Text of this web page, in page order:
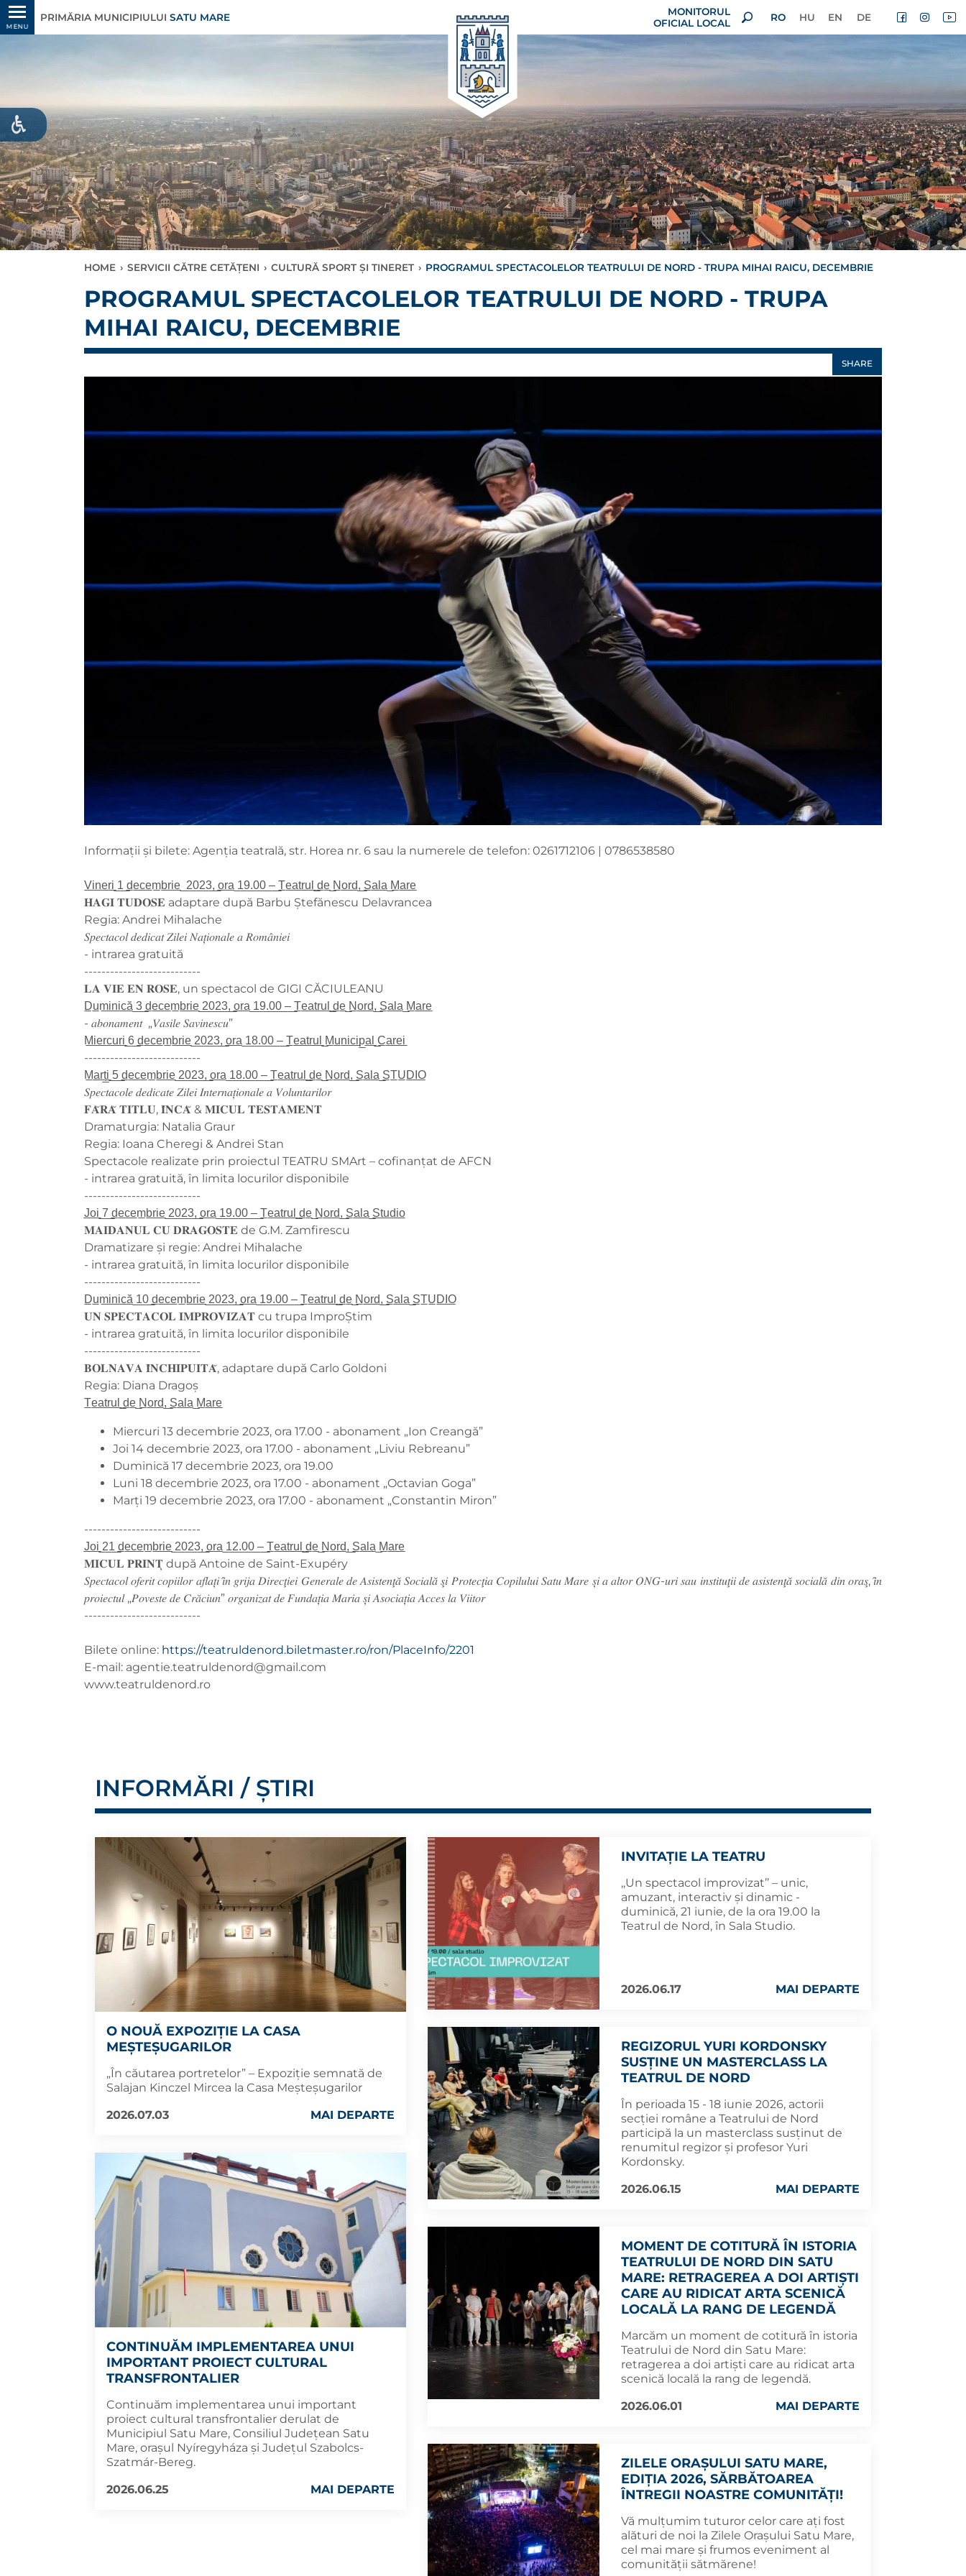
MENU
PRIMĂRIA MUNICIPIULUI SATU MARE
MONITORUL
OFICIAL LOCAL
RO HU EN DE
HOME › SERVICII CĂTRE CETĂȚENI › CULTURĂ SPORT ȘI TINERET › PROGRAMUL SPECTACOLELOR TEATRULUI DE NORD - TRUPA MIHAI RAICU, DECEMBRIE
PROGRAMUL SPECTACOLELOR TEATRULUI DE NORD - TRUPA
MIHAI RAICU, DECEMBRIE
SHARE
Informații și bilete: Agenția teatrală, str. Horea nr. 6 sau la numerele de telefon: 0261712106 | 0786538580
V̲i̲n̲e̲r̲i̲ ̲1̲ ̲d̲e̲c̲e̲m̲b̲r̲i̲e̲ ̲ ̲2̲0̲2̲3̲,̲ ̲o̲r̲a̲ ̲1̲9̲.̲0̲0̲ ̲–̲ ̲T̲e̲a̲t̲r̲u̲l̲ ̲d̲e̲ ̲N̲o̲r̲d̲,̲ ̲S̲a̲l̲a̲ ̲M̲a̲r̲e̲
𝐇𝐀𝐆𝐈 𝐓𝐔𝐃𝐎𝐒𝐄 adaptare după Barbu Ștefănescu Delavrancea
Regia: Andrei Mihalache
𝑆𝑝𝑒𝑐𝑡𝑎𝑐𝑜𝑙 𝑑𝑒𝑑𝑖𝑐𝑎𝑡 𝑍𝑖𝑙𝑒𝑖 𝑁𝑎𝑡̦𝑖𝑜𝑛𝑎𝑙𝑒 𝑎 𝑅𝑜𝑚𝑎̂𝑛𝑖𝑒𝑖
- intrarea gratuită
---------------------------
𝐋𝐀 𝐕𝐈𝐄 𝐄𝐍 𝐑𝐎𝐒𝐄, un spectacol de GIGI CĂCIULEANU
D̲u̲m̲i̲n̲i̲c̲ă̲ ̲3̲ ̲d̲e̲c̲e̲m̲b̲r̲i̲e̲ ̲2̲0̲2̲3̲,̲ ̲o̲r̲a̲ ̲1̲9̲.̲0̲0̲ ̲–̲ ̲T̲e̲a̲t̲r̲u̲l̲ ̲d̲e̲ ̲N̲o̲r̲d̲,̲ ̲S̲a̲l̲a̲ ̲M̲a̲r̲e̲
- 𝑎𝑏𝑜𝑛𝑎𝑚𝑒𝑛𝑡 „𝑉𝑎𝑠𝑖𝑙𝑒 𝑆𝑎𝑣𝑖𝑛𝑒𝑠𝑐𝑢”
M̲i̲e̲r̲c̲u̲r̲i̲ ̲6̲ ̲d̲e̲c̲e̲m̲b̲r̲i̲e̲ ̲2̲0̲2̲3̲,̲ ̲o̲r̲a̲ ̲1̲8̲.̲0̲0̲ ̲–̲ ̲T̲e̲a̲t̲r̲u̲l̲ ̲M̲u̲n̲i̲c̲i̲p̲a̲l̲ ̲C̲a̲r̲e̲i̲
---------------------------
M̲a̲r̲ț̲i̲ ̲5̲ ̲d̲e̲c̲e̲m̲b̲r̲i̲e̲ ̲2̲0̲2̲3̲,̲ ̲o̲r̲a̲ ̲1̲8̲.̲0̲0̲ ̲–̲ ̲T̲e̲a̲t̲r̲u̲l̲ ̲d̲e̲ ̲N̲o̲r̲d̲,̲ ̲S̲a̲l̲a̲ ̲S̲T̲U̲D̲I̲O̲
𝑆𝑝𝑒𝑐𝑡𝑎𝑐𝑜𝑙𝑒 𝑑𝑒𝑑𝑖𝑐𝑎𝑡𝑒 𝑍𝑖𝑙𝑒𝑖 𝐼𝑛𝑡𝑒𝑟𝑛𝑎𝑡̦𝑖𝑜𝑛𝑎𝑙𝑒 𝑎 𝑉𝑜𝑙𝑢𝑛𝑡𝑎𝑟𝑖𝑙𝑜𝑟
𝐅𝐀̆𝐑𝐀̆ 𝐓𝐈𝐓𝐋𝐔, 𝐈̂𝐍𝐂𝐀̆ & 𝐌𝐈𝐂𝐔𝐋 𝐓𝐄𝐒𝐓𝐀𝐌𝐄𝐍𝐓
Dramaturgia: Natalia Graur
Regia: Ioana Cheregi & Andrei Stan
Spectacole realizate prin proiectul TEATRU SMArt – cofinanțat de AFCN
- intrarea gratuită, în limita locurilor disponibile
---------------------------
J̲o̲i̲ ̲7̲ ̲d̲e̲c̲e̲m̲b̲r̲i̲e̲ ̲2̲0̲2̲3̲,̲ ̲o̲r̲a̲ ̲1̲9̲.̲0̲0̲ ̲–̲ ̲T̲e̲a̲t̲r̲u̲l̲ ̲d̲e̲ ̲N̲o̲r̲d̲,̲ ̲S̲a̲l̲a̲ ̲S̲t̲u̲d̲i̲o̲
𝐌𝐀𝐈𝐃𝐀𝐍𝐔𝐋 𝐂𝐔 𝐃𝐑𝐀𝐆𝐎𝐒𝐓𝐄 de G.M. Zamfirescu
Dramatizare și regie: Andrei Mihalache
- intrarea gratuită, în limita locurilor disponibile
---------------------------
D̲u̲m̲i̲n̲i̲c̲ă̲ ̲1̲0̲ ̲d̲e̲c̲e̲m̲b̲r̲i̲e̲ ̲2̲0̲2̲3̲,̲ ̲o̲r̲a̲ ̲1̲9̲.̲0̲0̲ ̲–̲ ̲T̲e̲a̲t̲r̲u̲l̲ ̲d̲e̲ ̲N̲o̲r̲d̲,̲ ̲S̲a̲l̲a̲ ̲S̲T̲U̲D̲I̲O̲
𝐔𝐍 𝐒𝐏𝐄𝐂𝐓𝐀𝐂𝐎𝐋 𝐈𝐌𝐏𝐑𝐎𝐕𝐈𝐙𝐀𝐓 cu trupa ImproȘtim
- intrarea gratuită, în limita locurilor disponibile
---------------------------
𝐁𝐎𝐋𝐍𝐀𝐕𝐀 𝐈̂𝐍𝐂𝐇𝐈𝐏𝐔𝐈𝐓𝐀̆, adaptare după Carlo Goldoni
Regia: Diana Dragoș
T̲e̲a̲t̲r̲u̲l̲ ̲d̲e̲ ̲N̲o̲r̲d̲,̲ ̲S̲a̲l̲a̲ ̲M̲a̲r̲e̲
Miercuri 13 decembrie 2023, ora 17.00 - abonament „Ion Creangă”
Joi 14 decembrie 2023, ora 17.00 - abonament „Liviu Rebreanu”
Duminică 17 decembrie 2023, ora 19.00
Luni 18 decembrie 2023, ora 17.00 - abonament „Octavian Goga”
Marți 19 decembrie 2023, ora 17.00 - abonament „Constantin Miron”
---------------------------
J̲o̲i̲ ̲2̲1̲ ̲d̲e̲c̲e̲m̲b̲r̲i̲e̲ ̲2̲0̲2̲3̲,̲ ̲o̲r̲a̲ ̲1̲2̲.̲0̲0̲ ̲–̲ ̲T̲e̲a̲t̲r̲u̲l̲ ̲d̲e̲ ̲N̲o̲r̲d̲,̲ ̲S̲a̲l̲a̲ ̲M̲a̲r̲e̲
𝐌𝐈𝐂𝐔𝐋 𝐏𝐑𝐈𝐍𝐓̦ după Antoine de Saint-Exupéry
𝑆𝑝𝑒𝑐𝑡𝑎𝑐𝑜𝑙 𝑜𝑓𝑒𝑟𝑖𝑡 𝑐𝑜𝑝𝑖𝑖𝑙𝑜𝑟 𝑎𝑓𝑙𝑎𝑡̦𝑖 𝑖̂𝑛 𝑔𝑟𝑖𝑗𝑎 𝐷𝑖𝑟𝑒𝑐𝑡̧𝑖𝑒𝑖 𝐺𝑒𝑛𝑒𝑟𝑎𝑙𝑒 𝑑𝑒 𝐴𝑠𝑖𝑠𝑡𝑒𝑛𝑡̧𝑎̆ 𝑆𝑜𝑐𝑖𝑎𝑙𝑎̆ 𝑠̧𝑖 𝑃𝑟𝑜𝑡𝑒𝑐𝑡̧𝑖𝑎 𝐶𝑜𝑝𝑖𝑙𝑢𝑙𝑢𝑖 𝑆𝑎𝑡𝑢 𝑀𝑎𝑟𝑒 𝑠̦𝑖 𝑎 𝑎𝑙𝑡𝑜𝑟 𝑂𝑁𝐺-𝑢𝑟𝑖 𝑠𝑎𝑢 𝑖𝑛𝑠𝑡𝑖𝑡𝑢𝑡̧𝑖𝑖 𝑑𝑒 𝑎𝑠𝑖𝑠𝑡𝑒𝑛𝑡̧𝑎̆ 𝑠𝑜𝑐𝑖𝑎𝑙𝑎̆ 𝑑𝑖𝑛 𝑜𝑟𝑎𝑠̧, 𝑖̂𝑛
𝑝𝑟𝑜𝑖𝑒𝑐𝑡𝑢𝑙 „𝑃𝑜𝑣𝑒𝑠𝑡𝑒 𝑑𝑒 𝐶𝑟𝑎̆𝑐𝑖𝑢𝑛” 𝑜𝑟𝑔𝑎𝑛𝑖𝑧𝑎𝑡 𝑑𝑒 𝐹𝑢𝑛𝑑𝑎𝑡̦𝑖𝑎 𝑀𝑎𝑟𝑖𝑎 𝑠̦𝑖 𝐴𝑠𝑜𝑐𝑖𝑎𝑡̦𝑖𝑎 𝐴𝑐𝑐𝑒𝑠 𝑙𝑎 𝑉𝑖𝑖𝑡𝑜𝑟
---------------------------
Bilete online: https://teatruldenord.biletmaster.ro/ron/PlaceInfo/2201
E-mail: agentie.teatruldenord@gmail.com
www.teatruldenord.ro
INFORMĂRI / ȘTIRI
O NOUĂ EXPOZIȚIE LA CASA
MEȘTEȘUGARILOR
„În căutarea portretelor” – Expoziție semnată de
Salajan Kinczel Mircea la Casa Meșteșugarilor
2026.07.03
MAI DEPARTE
CONTINUĂM IMPLEMENTAREA UNUI
IMPORTANT PROIECT CULTURAL
TRANSFRONTALIER
Continuăm implementarea unui important
proiect cultural transfrontalier derulat de
Municipiul Satu Mare, Consiliul Județean Satu
Mare, orașul Nyíregyháza și Județul Szabolcs-
Szatmár-Bereg.
2026.06.25
MAI DEPARTE
INVITAȚIE LA TEATRU
,,Un spectacol improvizat’’ – unic,
amuzant, interactiv și dinamic -
duminică, 21 iunie, de la ora 19.00 la
Teatrul de Nord, în Sala Studio.
2026.06.17 MAI DEPARTE
REGIZORUL YURI KORDONSKY
SUSȚINE UN MASTERCLASS LA
TEATRUL DE NORD
În perioada 15 - 18 iunie 2026, actorii
secției române a Teatrului de Nord
participă la un masterclass susținut de
renumitul regizor și profesor Yuri
Kordonsky.
2026.06.15
MAI DEPARTE
MOMENT DE COTITURĂ ÎN ISTORIA
TEATRULUI DE NORD DIN SATU
MARE: RETRAGEREA A DOI ARTIȘTI
CARE AU RIDICAT ARTA SCENICĂ
LOCALĂ LA RANG DE LEGENDĂ
Marcăm un moment de cotitură în istoria
Teatrului de Nord din Satu Mare:
retragerea a doi artiști care au ridicat arta
scenică locală la rang de legendă.
2026.06.01
MAI DEPARTE
ZILELE ORAȘULUI SATU MARE,
EDIȚIA 2026, SĂRBĂTOAREA
ÎNTREGII NOASTRE COMUNITĂȚI!
Vă mulțumim tuturor celor care ați fost
alături de noi la Zilele Orașului Satu Mare,
cel mai mare și frumos eveniment al
comunității sătmărene!